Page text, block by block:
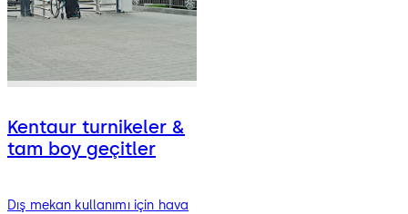
Kentaur turnikeler &
tam boy geçitler
Dış mekan kullanımı için hava